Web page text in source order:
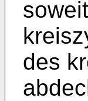
des